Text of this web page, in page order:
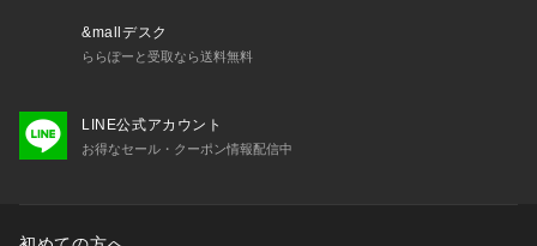
少の個体差がある場合があります。あらかじめご了承くださ
&mallデスク
ららぽーと受取なら送料無料
LINE公式アカウント
お得なセール・クーポン情報配信中